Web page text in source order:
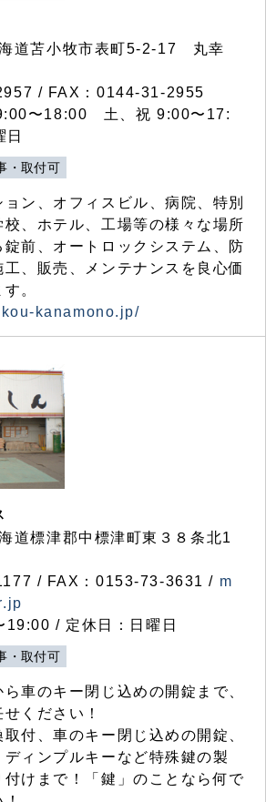
道苫小牧市表町5-2-17 丸幸
/ FAX：0144-31-2955
〜18:00 土、祝 9:00〜17:
・取付可
ン、オフィスビル、病院、特別
、ホテル、工場等の様々な場所
前、オートロックシステム、防
、販売、メンテナンスを良心価
。
kanamono.jp/
標津郡中標津町東３８条北1
/ FAX：0153-73-3631 / m
19:00 / 定休日：日曜日
・取付可
車のキー閉じ込めの開錠まで、
ください！
付、車のキー閉じ込めの開錠、
ィンプルキーなど特殊鍵の製
けまで！「鍵」のことなら何で